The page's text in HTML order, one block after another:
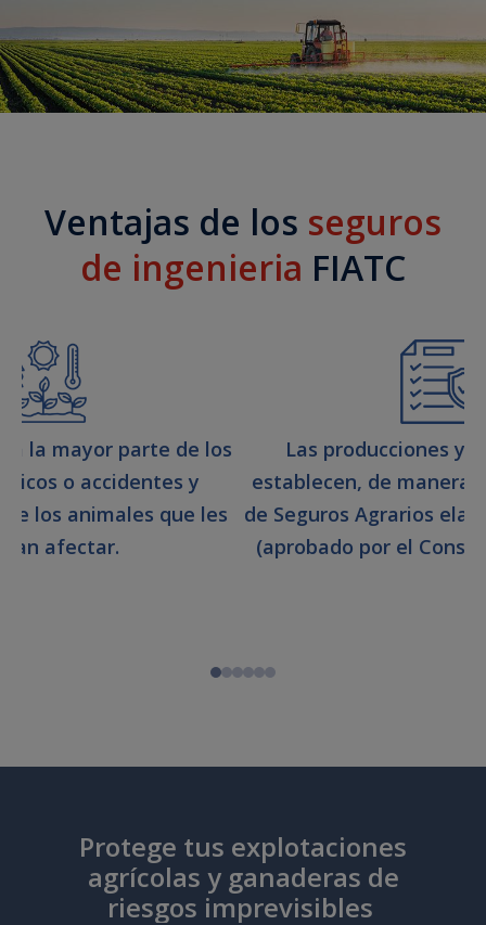
Ventajas de los seguros
de ingenieria FIATC
la mayor parte de los
o accidentes y
los animales que les
afectar.
Las producciones y
establecen, de manera
de Seguros Agrarios
(aprobado por el
Protege tus explotaciones
agrícolas y ganaderas de
riesgos imprevisibles